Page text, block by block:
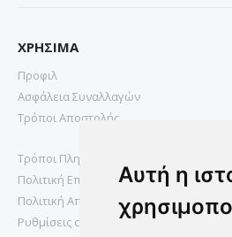
Αυτή η
ΧΡΗΣΙΜΑ
Προφιλ
Ασφάλεια Συναλλαγών
Τρόποι Αποστολής
Τρόποι Πληρωμής
Πολιτική Επιστροφών
Πολιτική Απορρήτου
Ρυθμίσεις cookies